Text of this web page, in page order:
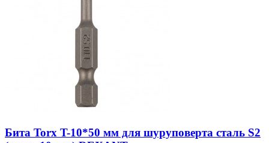
Бита Torx T-10*50 мм для шуруповерта сталь S2